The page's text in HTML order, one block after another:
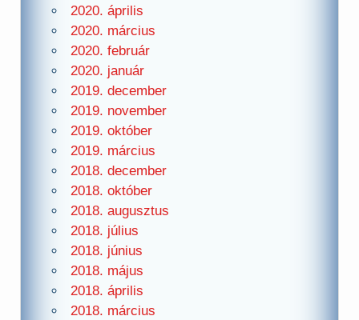
2020. április
2020. március
2020. február
2020. január
2019. december
2019. november
2019. október
2019. március
2018. december
2018. október
2018. augusztus
2018. július
2018. június
2018. május
2018. április
2018. március